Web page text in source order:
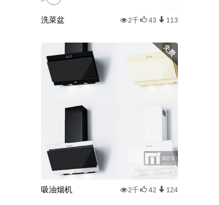
洗菜盆 2千 43 113
吸油烟机 2千 42 124